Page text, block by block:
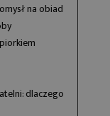
na obiad
dlaczego